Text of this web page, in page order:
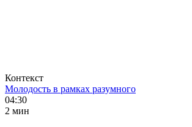
Контекст
Молодость в рамках разумного
04:30
2 мин